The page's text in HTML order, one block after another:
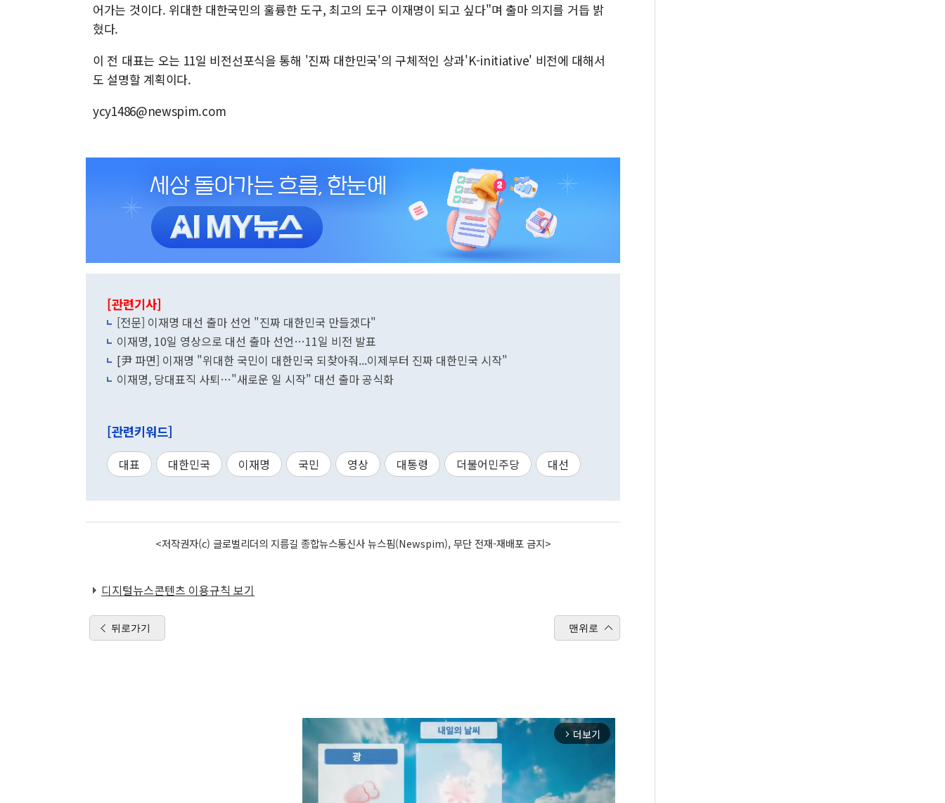
어가는 것이다. 위대한 대한국민의 훌륭한 도구, 최고의 도구 이재명이 되고 싶다"며 출마 의지를 거듭 밝
혔다.
이 전 대표는 오는 11일 비전선포식을 통해 '진짜 대한민국'의 구체적인 상과'K-initiative' 비전에 대해서
도 설명할 계획이다.
ycy1486@newspim.com
[관련기사]
[전문] 이재명 대선 출마 선언 "진짜 대한민국 만들겠다"
이재명, 10일 영상으로 대선 출마 선언…11일 비전 발표
[尹 파면] 이재명 "위대한 국민이 대한민국 되찾아줘...이제부터 진짜 대한민국 시작"
이재명, 당대표직 사퇴…"새로운 일 시작" 대선 출마 공식화
[관련키워드]
대표 대한민국 이재명 국민 영상 대통령 더불어민주당 대선
<저작권자(c) 글로벌리더의 지름길 종합뉴스통신사 뉴스핌(Newspim), 무단 전재-재배포 금지>
디지털뉴스콘텐츠 이용규칙 보기
뒤로가기 맨위로
arrow_forward_ios 더보기